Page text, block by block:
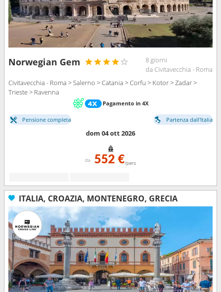
Norwegian Gem
8 giorni
da Civitavecchia - Roma
Civitavecchia - Roma > Salerno > Catania > Corfu > Kotor > Zadar >
Trieste > Ravenna
Pagamento in 4X
Pensione completa Partenza dall'Italia
dom 04 ott 2026
da 552 €/pers
ITALIA, CROAZIA, MONTENEGRO, GRECIA